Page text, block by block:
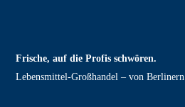
Frische, auf die Profis schwören.
Lebensmittel‑Großhandel – von